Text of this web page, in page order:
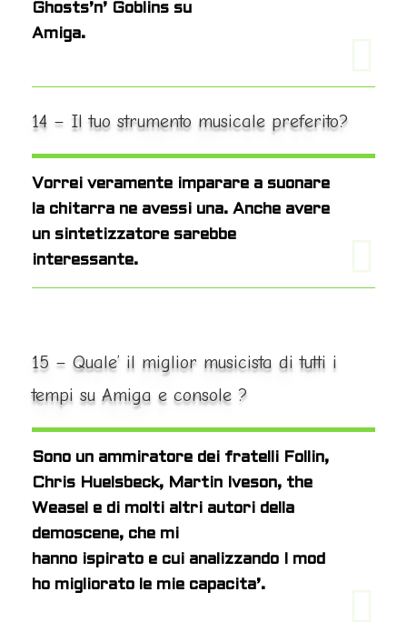
Ghosts’n’ Goblins su
Amiga.
14 – Il tuo strumento musicale preferito?
Vorrei veramente imparare a suonare
la chitarra ne avessi una. Anche avere
un sintetizzatore sarebbe
interessante.
15 – Quale’ il miglior musicista di tutti i
tempi su Amiga e console ?
Sono un ammiratore dei fratelli Follin,
Chris Huelsbeck, Martin Iveson, the
Weasel e di molti altri autori della
demoscene, che mi
hanno ispirato e cui analizzando I mod
ho migliorato le mie capacita’.